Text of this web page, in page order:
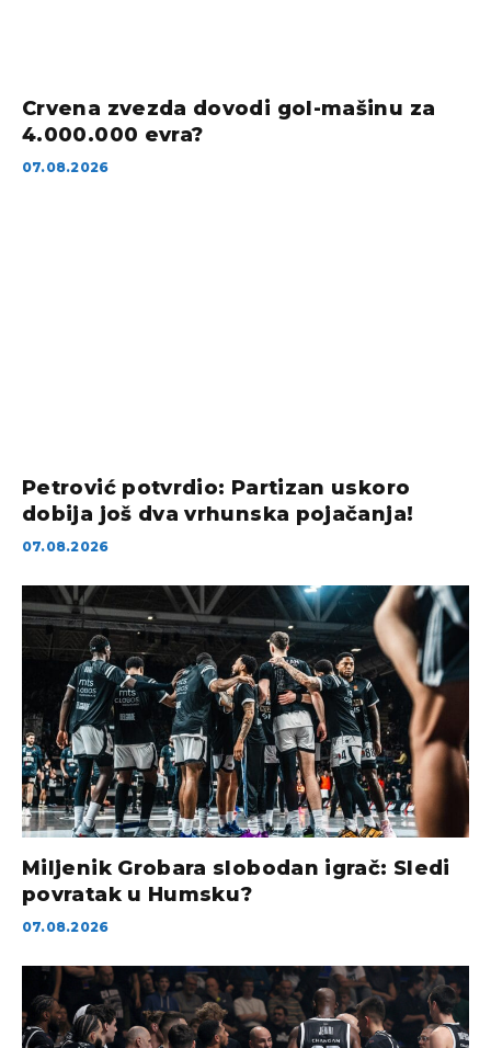
Crvena zvezda dovodi gol-mašinu za
4.000.000 evra?
07.08.2026
Petrović potvrdio: Partizan uskoro
dobija još dva vrhunska pojačanja!
07.08.2026
Miljenik Grobara slobodan igrač: Sledi
povratak u Humsku?
07.08.2026